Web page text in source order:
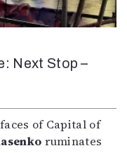
Next Stop –
of Capital of
ruminates